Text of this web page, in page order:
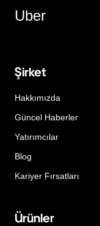
Uber
Şirket
Hakkımızda
Güncel Haberler
Yatırımcılar
Blog
Kariyer Fırsatları
Ürünler